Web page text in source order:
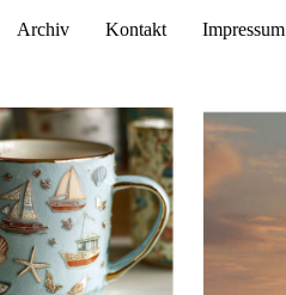
Archiv Kontakt Impressum